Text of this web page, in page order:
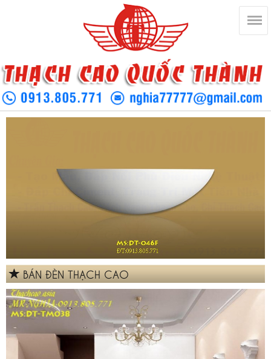
BÁN ĐÈN THẠCH CAO